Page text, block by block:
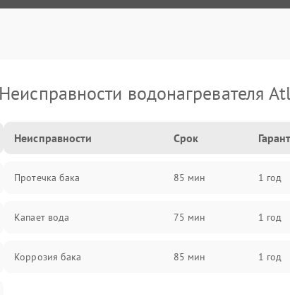
Неисправности водонагревателя
Неисправности Срок
Протечка бака 85 мин 1 год
Капает вода 75 мин 1 год
Коррозия бака 85 мин 1 год